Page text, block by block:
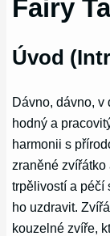
Fairy
Úvod
Dávno, dávno, v
hodný a
harmonii s
zraněné
trpělivostí a péčí
ho uzdravit.
kouzelné zvíře,